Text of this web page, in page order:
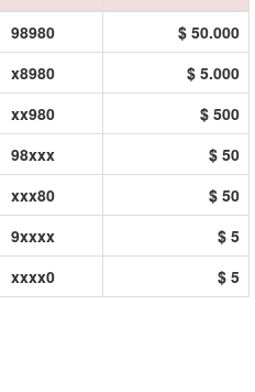
98980
$ 50.000
x8980
$ 5.000
xx980
$ 500
98xxx
$ 50
xxx80
$ 50
9xxxx
$ 5
xxxx0 $ 5